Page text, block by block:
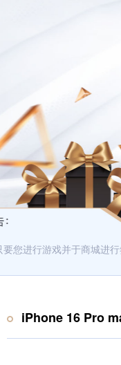
进行游戏并于商城进
iPhone 16 Pro